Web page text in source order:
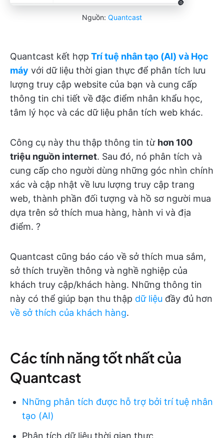
Nguồn: Quantcast
Quantcast kết hợp Trí tuệ nhân tạo (AI) và Học
máy với dữ liệu thời gian thực để phân tích lưu
lượng truy cập website của bạn và cung cấp
thông tin chi tiết về đặc điểm nhân khẩu học,
tâm lý học và các dữ liệu phân tích web khác.
Công cụ này thu thập thông tin từ hơn 100
triệu nguồn internet. Sau đó, nó phân tích và
cung cấp cho người dùng những góc nhìn chính
xác và cập nhật về lưu lượng truy cập trang
web, thành phần đối tượng và hồ sơ người mua
dựa trên sở thích mua hàng, hành vi và địa
điểm. ?
Quantcast cũng báo cáo về sở thích mua sắm,
sở thích truyền thông và nghề nghiệp của
khách truy cập/khách hàng. Những thông tin
này có thể giúp bạn thu thập dữ liệu đầy đủ hơn
về sở thích của khách hàng.
Các tính năng tốt nhất của
Quantcast
Những phân tích được hỗ trợ bởi trí tuệ nhân
tạo (AI)
Phân tích dữ liệu thời gian thực